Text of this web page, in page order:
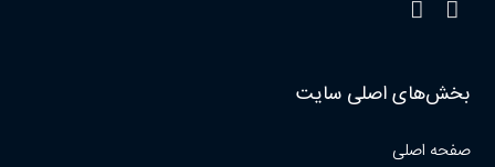
بخش‌های اصلی سایت
صفحه اصلی